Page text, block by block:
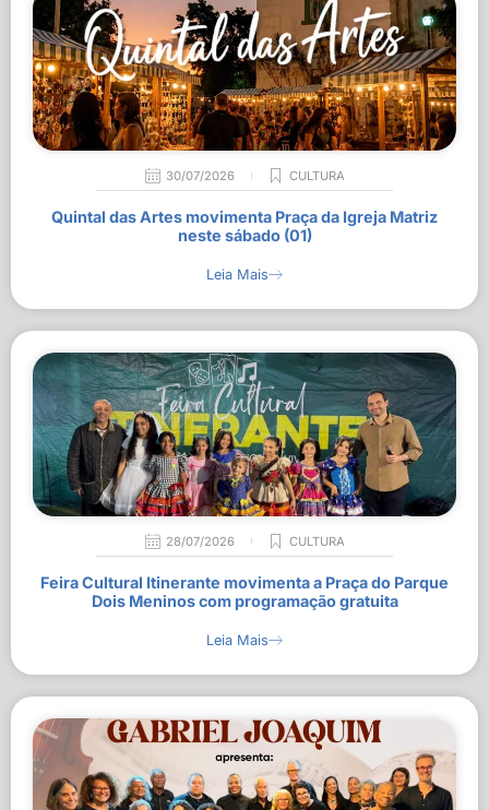
30/07/2026 CULTURA
Quintal das Artes movimenta Praça da Igreja Matriz
neste sábado (01)
Leia Mais
28/07/2026 CULTURA
Feira Cultural Itinerante movimenta a Praça do Parque
Dois Meninos com programação gratuita
Leia Mais